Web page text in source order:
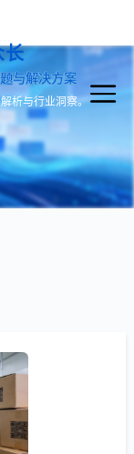
长
与解决方案
析与行业洞察。